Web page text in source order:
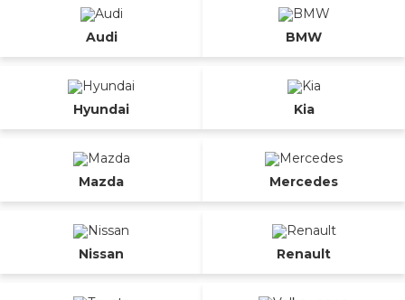
Audi BMW
Hyundai Kia
Mazda Mercedes
Nissan Renault